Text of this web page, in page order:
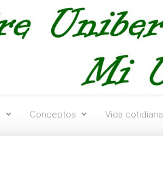
Conceptos Vida cotidiana